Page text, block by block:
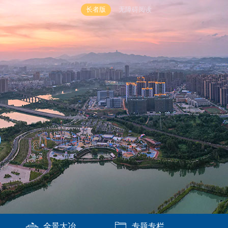
长者版 无障碍阅读
全景大冶 专题专栏